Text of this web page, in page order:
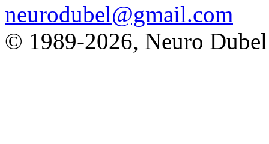
neurodubel@gmail.com
© 1989-2026, Neuro Dubel